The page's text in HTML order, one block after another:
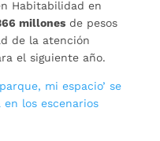
Habitabilidad en
millonesde pesos
de la atención
el siguiente año.
mi espacio’ se
los escenarios